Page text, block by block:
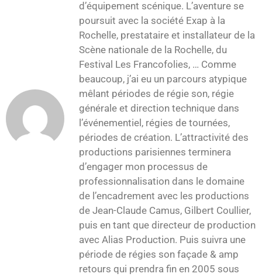
d’équipement scénique. L’aventure se
poursuit avec la société Exap à la
Rochelle, prestataire et installateur de la
Scène nationale de la Rochelle, du
Festival Les Francofolies, … Comme
beaucoup, j’ai eu un parcours atypique
mêlant périodes de régie son, régie
générale et direction technique dans
l’événementiel, régies de tournées,
périodes de création. L’attractivité des
productions parisiennes terminera
d’engager mon processus de
professionnalisation dans le domaine
de l’encadrement avec les productions
de Jean-Claude Camus, Gilbert Coullier,
puis en tant que directeur de production
avec Alias Production. Puis suivra une
période de régies son façade & amp
retours qui prendra fin en 2005 sous